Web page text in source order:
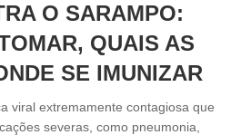
O SARAMPO:
QUAIS AS
SE IMUNIZAR
viral extremamente contagiosa que
severas, como pneumonia,